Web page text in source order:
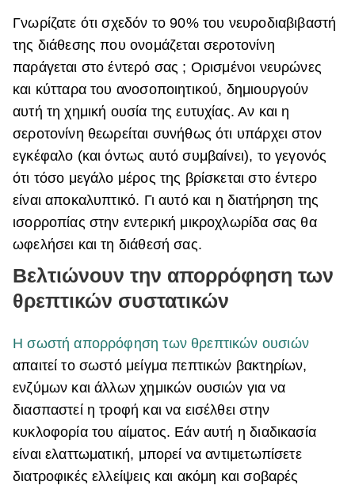
Γνωρίζατε ότι σχεδόν το 90% του νευροδιαβιβαστή
της διάθεσης που ονομάζεται σεροτονίνη
παράγεται στο έντερό σας ; Ορισμένοι νευρώνες
και κύτταρα του ανοσοποιητικού, δημιουργούν
αυτή τη χημική ουσία της ευτυχίας. Αν και η
σεροτονίνη θεωρείται συνήθως ότι υπάρχει στον
εγκέφαλο (και όντως αυτό συμβαίνει), το γεγονός
ότι τόσο μεγάλο μέρος της βρίσκεται στο έντερο
είναι αποκαλυπτικό. Γι αυτό και η διατήρηση της
ισορροπίας στην εντερική μικροχλωρίδα σας θα
ωφελήσει και τη διάθεσή σας.
Βελτιώνουν την απορρόφηση των
θρεπτικών συστατικών
Η σωστή απορρόφηση των θρεπτικών ουσιών
απαιτεί το σωστό μείγμα πεπτικών βακτηρίων,
ενζύμων και άλλων χημικών ουσιών για να
διασπαστεί η τροφή και να εισέλθει στην
κυκλοφορία του αίματος. Εάν αυτή η διαδικασία
είναι ελαττωματική, μπορεί να αντιμετωπίσετε
διατροφικές ελλείψεις και ακόμη και σοβαρές